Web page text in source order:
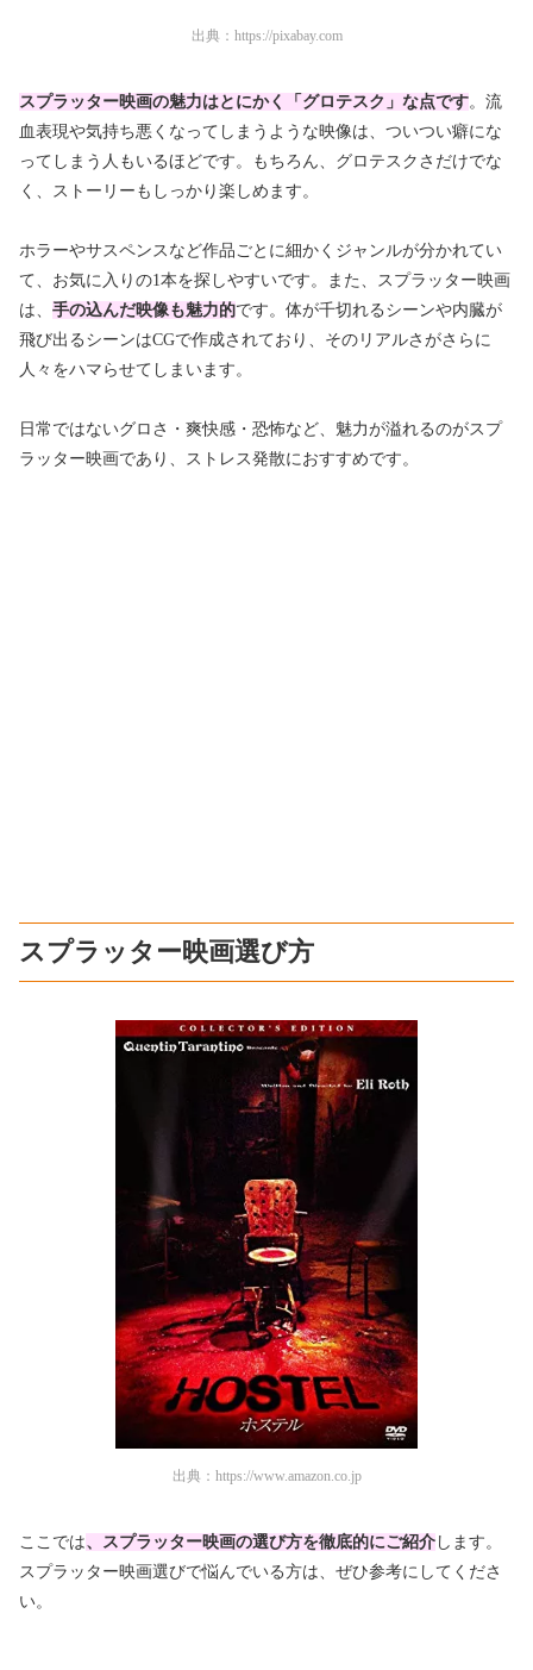
出典： https://pixabay.com
スプラッター映画の魅力はとにかく「 グロテスク」 な点です。流
血表現や気持ち悪くなってしまうような映像は、ついつい癖にな
ってしまう人もいるほどです。もちろん、グロテスクさだけでな
く、ストーリーもしっかり楽しめます。
ホラーやサスペンスなど作品ごとに細かくジャンルが分かれてい
て、お気に入りの1本を探しやすいです。また、スプラッター映画
は、 手の込んだ映像も魅力的です。体が千切れるシーンや内臓が
飛び出るシーンはCGで作成されており、そのリアルさがさらに
人々をハマらせてしまいます。
日常ではないグロさ・爽快感・恐怖など、魅力が溢れるのがスプ
ラッター映画であり、ストレス発散におすすめです。
スプラッター映画選び方
出典： https://www.amazon.co.jp
ここでは、スプラッター映画の選び方を徹底的にご紹介 します。
スプラッター映画選びで悩んでいる方は、ぜひ参考にしてくださ
い。